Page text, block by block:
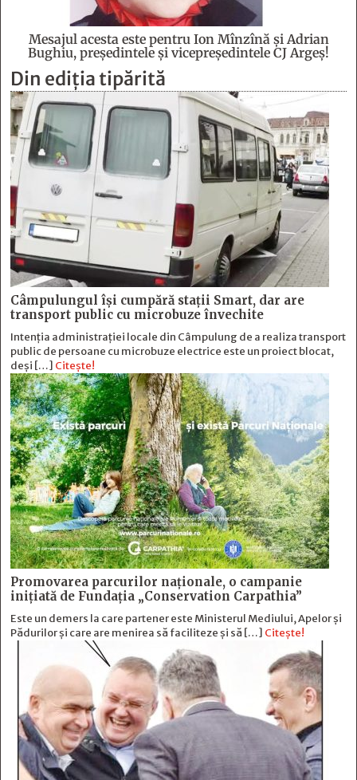
Mesajul acesta este pentru Ion Mînzînă şi Adrian
Bughiu, preşedintele şi vicepreşedintele CJ Argeş!
Din ediția tipărită
Câmpulungul îşi cumpără staţii Smart, dar are
transport public cu microbuze învechite
Intenția administrației locale din Câmpulung de a realiza transport
public de persoane cu microbuze electrice este un proiect blocat,
deși […] Citește!
Promovarea parcurilor naționale, o campanie
inițiată de Fundația „Conservation Carpathia”
Este un demers la care partener este Ministerul Mediului, Apelor și
Pădurilor și care are menirea să faciliteze și să […] Citește!